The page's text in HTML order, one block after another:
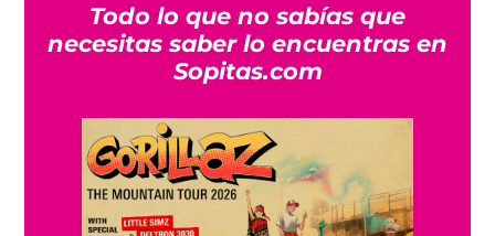
Todo lo que no sabías que
necesitas saber lo encuentras en
Sopitas.com